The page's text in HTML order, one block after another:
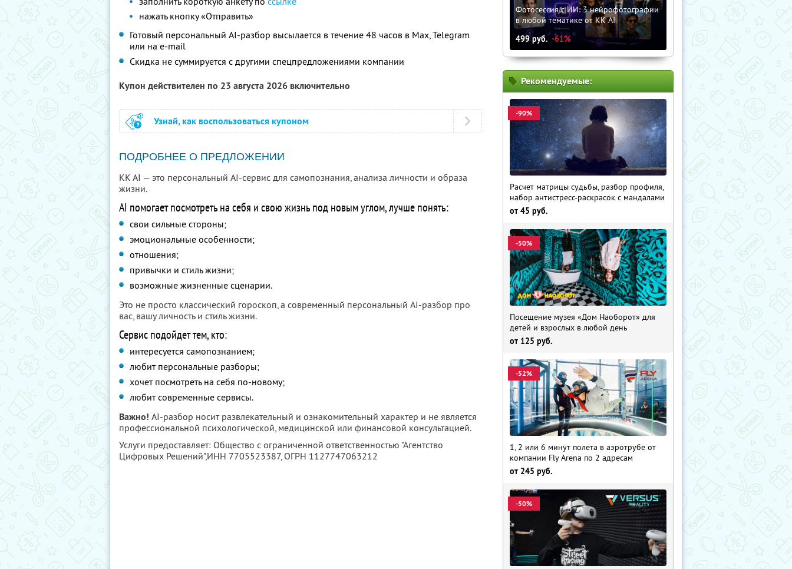
нажать кнопку «Отправить»
Готовый персональный AI-разбор высылается в течение 48 часов в Max, Telegram
или на e-mail
Скидка не суммируется с другими спецпредложениями компании
Купон действителен по 23 августа 2026 включительно
Узнай, как воспользоваться купоном
ПОДРОБНЕЕ О ПРЕДЛОЖЕНИИ
KK AI — это персональный AI-сервис для самопознания, анализа личности и образа
жизни.
AI помогает посмотреть на себя и свою жизнь под новым углом, лучше понять:
свои сильные стороны;
эмоциональные особенности;
отношения;
привычки и стиль жизни;
возможные жизненные сценарии.
Это не просто классический гороскоп, а современный персональный AI-разбор про
вас, вашу личность и стиль жизни.
Сервис подойдет тем, кто:
интересуется самопознанием;
любит персональные разборы;
хочет посмотреть на себя по-новому;
любит современные сервисы.
Важно! AI-разбор носит развлекательный и ознакомительный характер и не является
профессиональной психологической, медицинской или финансовой консультацией.
Услуги предоставляет: Общество с ограниченной ответственностью "Агентство
Цифровых Решений",ИНН 7705523387, ОГРН 1127747063212
Фотосессия с ИИ: 3 нейрофотографии
в любой тематике от KK AI
499руб. -61%
Рекомендуемые:
-90%
Расчет матрицы судьбы, разбор профиля,
набор антистресс-раскрасок с мандалами
от 45 руб.
-50%
Посещение музея «Дом Наоборот» для
детей и взрослых в любой день
от 125 руб.
-52%
1, 2 или 6 минут полета в аэротрубе от
компании Fly Arena по 2 адресам
от 245 руб.
-50%